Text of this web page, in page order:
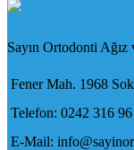
Sayın Ortodonti
Fener Mah. 1968
Telefon: 0242 316
E-Mail: